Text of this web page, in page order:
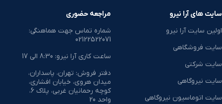
سایت های آرا نیرو
اولین سایت آرا نیرو
سایت فروشگاهی
سایت شرکتی
سایت نیروگاهی
سایت اتوماسیون نیروگاهی
مراجعه حضوری
شماره تماس جهت هماهنگی:
02122522071
ساعت کاری آرا نیرو: 8:30 الی 17
دفتر فروش: تهران، پاسداران،
میدان هروی، خیابان افشاری،
کوچه رحمانیان غربی، پلاک 6،
واحد 20